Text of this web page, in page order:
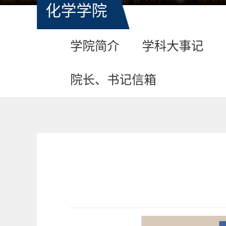
化学学院
学院简介 学科大事记
院长、书记信箱